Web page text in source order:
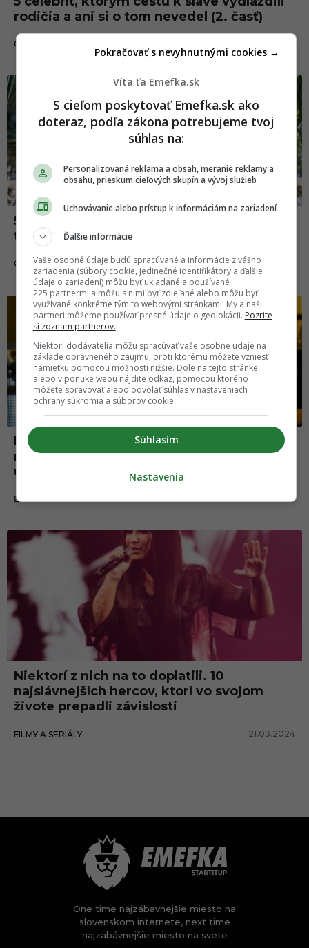
rodičia a ani si o tom nevedel (2. časť)
CELEBRITY
5 detských hviezd, ktoré prehovorili o
temných stránkach hereckého priemyslu
CELEBRITY 02.06.2024
Celebrity
Kontroverzný influencer z Česka skončil
na psychiatrii. Údajne vyhorel zo slávy a
úspechu
ĽUDIA 16.04.2024
Niektorí z nich na to doplatili. 10
najslávnejších hercov, ktorí vo svojom
živote prepadli závislosti
FILMY A SERIÁLY 21.03.2024
One time najzábavnejšie miesto na
slovenskom internete, next time
najzabávnejšie miesto na svete
Víta ťa Emefka.sk
S cieľom poskytovať Emefka.sk ako
doteraz, podľa zákona potrebujeme tvoj
súhlas na:
Personalizovaná reklama a obsah, meranie reklamy a
obsahu, prieskum cieľových skupín a vývoj služieb
Uchovávanie alebo prístup k informáciám na zariadení
Ďalšie informácie
Vaše osobné údaje budú spracúvané a informácie z vášho
zariadenia (súbory cookie, jedinečné identifikátory a ďalšie
údaje o zariadení) môžu byť ukladané a používané
225 partnermi a môžu s nimi byť zdieľané alebo môžu byť
využívané konkrétne týmito webovými stránkami. My a naši
partneri môžeme používať presné údaje o geolokácii. Pozrite
si zoznam partnerov.
Niektorí dodávatelia môžu spracúvať vaše osobné údaje na
základe oprávneného záujmu, proti ktorému môžete vzniesť
námietku pomocou možností nižšie. Dole na tejto stránke
alebo v ponuke webu nájdite odkaz, pomocou ktorého
môžete spravovať alebo odvolať súhlas v nastaveniach
ochrany súkromia a súborov cookie.
Súhlasím
Pokračovať s nevyhnutnými cookies →
Nastavenia